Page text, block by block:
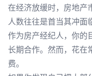
在经济放缓时，房地产
人数往往是首当其冲面
作为房产经纪人，你的
长期合作。然而，花在
费。